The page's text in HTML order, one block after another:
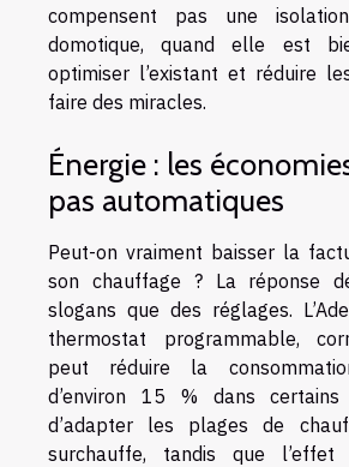
compensent pas une
domotique, quand elle est
optimiser l’existant et réduire
faire des miracles.
Énergie : les
pas automatiques
Peut-on vraiment baisser la
son chauffage ? La réponse
slogans que des réglages.
thermostat programmable,
peut réduire la
d’environ 15 % dans
d’adapter les plages de
surchauffe, tandis que